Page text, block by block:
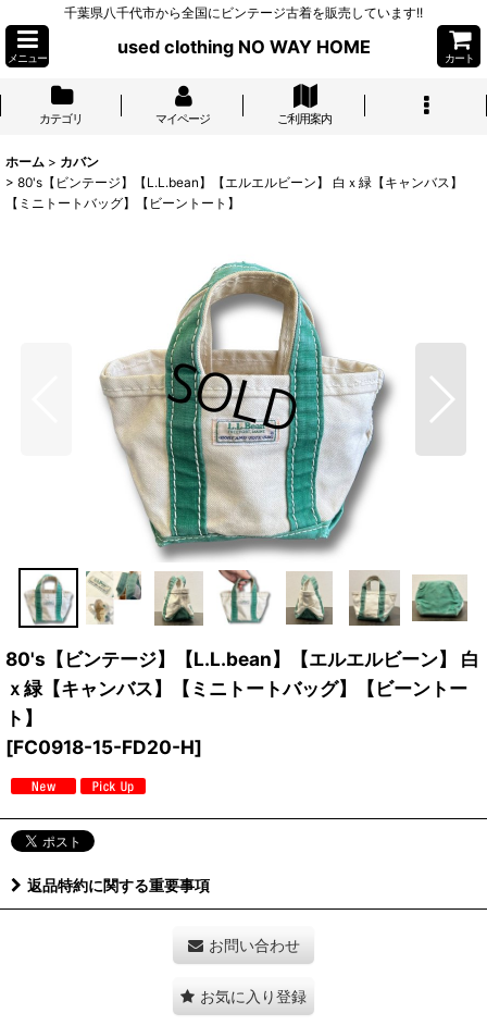
千葉県八千代市から全国にビンテージ古着を販売しています!!
メニュー
used clothing NO WAY HOME
カート
カテゴリ マイページ ご利用案内
ホーム > カバン
> 80's【ビンテージ】【L.L.bean】【エルエルビーン】 白ｘ緑【キャンバス】
【ミニトートバッグ】【ビーントート】
80's【ビンテージ】【L.L.bean】【エルエルビーン】 白
ｘ緑【キャンバス】【ミニトートバッグ】【ビーントー
ト】
[FC0918-15-FD20-H]
返品特約に関する重要事項
お問い合わせ
お気に入り登録